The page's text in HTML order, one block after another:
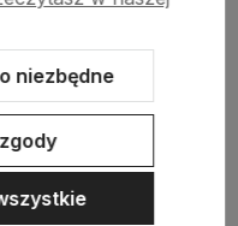
niezbędne